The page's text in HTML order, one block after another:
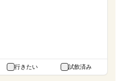
行きたい 試飲済み